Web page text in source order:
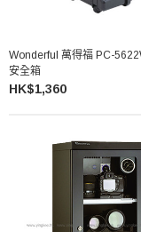
Wonderful 萬得福 PC-
安全箱
HK$1,360